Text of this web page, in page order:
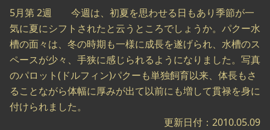
5月第 2週 今週は、初夏を思わせる日もあり季節が一
気に夏にシフトされたと云うところでしょうか。パクー水
槽の面々は、冬の時期も一様に成長を遂げられ、水槽のス
ペースが少々、手狭に感じられるようになりました。写真
のパロット(ドルフィン)パクーも単独飼育以来、体長もさ
ることながら体幅に厚みが出て以前にも増して貫禄を身に
付けられました。
更新日付：2010.05.09